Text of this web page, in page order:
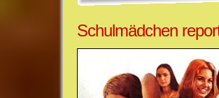
Schulmädchen